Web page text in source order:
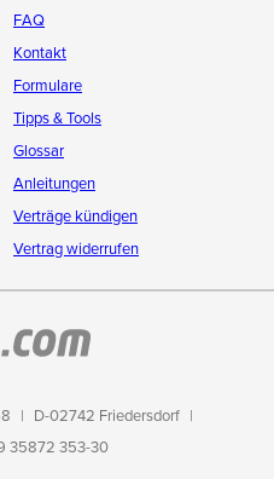
FAQ
Kontakt
Formulare
Tipps & Tools
Glossar
Anleitungen
Verträge kündigen
Vertrag widerrufen
D-02742 Friedersdorf
35872 353-30